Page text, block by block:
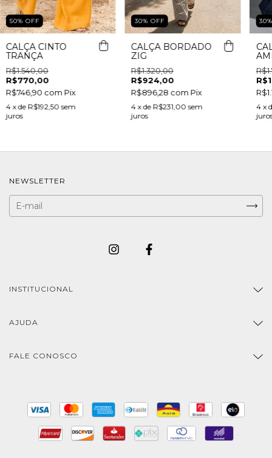
50% OFF
CALÇA CINTO
TRANÇA
R$1.540,00
R$770,00
R$746,90 com Pix
4 x de R$192,50 sem
juros
30% OFF
CALÇA BORDADO
ZIG
R$1.320,00
R$924,00
R$896,28 com Pix
4 x de R$231,00 sem
juros
30
4 x
NEWSLETTER
INSTITUCIONAL
AJUDA
FALE CONOSCO